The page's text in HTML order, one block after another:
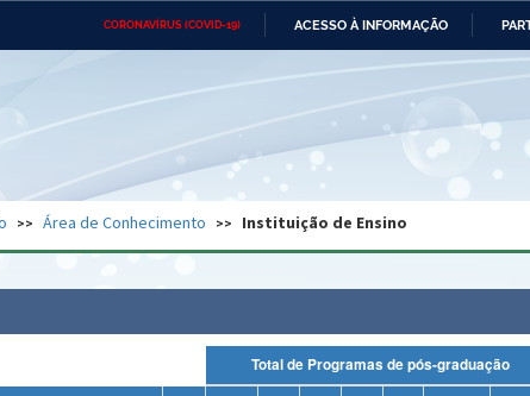
CORONAVÍRUS (COVID-19) ACESSO À INFORMAÇÃO
Ministério das Relações
Ministério do Desenvolvimento
Regional e dos
Advocacia-Geral da União Banco Central do Brasil Planalto
Área de Conhecimento Instituição de Ensino
Total de Programas de pós-graduação